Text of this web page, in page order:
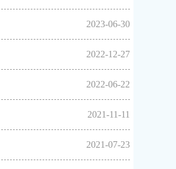
2023-06-30
2022-12-27
2022-06-22
2021-11-11
2021-07-23